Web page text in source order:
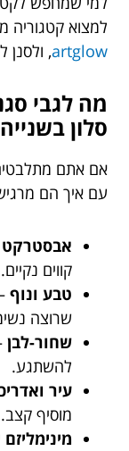
למצוא קטגוריה
artglow, ולסנן
סלון בשנייה
אם אתם
עם איך הם
אבסטרקט
קווים נקיים.
טבע ונוף
שרוצה
שחור-לבן
להשתגע.
עיר
מוסיף קצב.
מינימליזם